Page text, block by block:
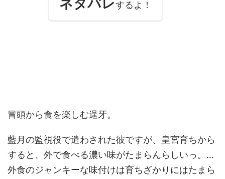
するよ！
冒頭から食を楽しむ逞牙。
藍月の監視役で遣わされた彼ですが、皇宮育ちから
すると、外で食べる濃い味がたまらんらしいっ。…
外食のジャンキーな味付けは育ちざかりにはたまら